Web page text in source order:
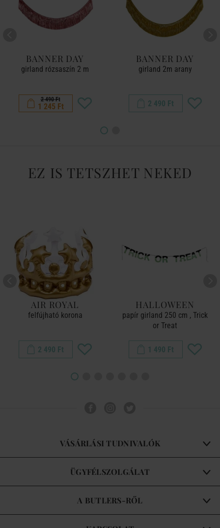
BANNER DAY
girland rózsaszín 2 m
2 490 Ft
1 245 Ft
BANNER DAY
girland 2m arany
2 490 Ft
EZ IS TETSZHET NEKED
AIR ROYAL
felfújható korona
2 490 Ft
HALLOWEEN
papír girland 250 cm , Trick
or Treat
1 490 Ft
VÁSÁRLÁSI TUDNIVALÓK
ÜGYFÉLSZOLGÁLAT
A BUTLERS-RŐL